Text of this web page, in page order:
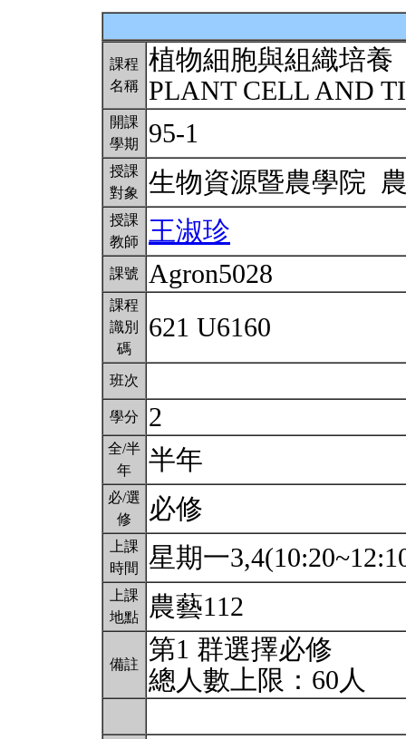
課程
名稱
植物細胞與組織培養
PLANT CELL AND
開課
學期
95-1
授課
對象
生物資源暨農學院
授課
教師
王淑珍
課號 Agron5028
課程
識別
碼
621 U6160
班次
學分 2
全/半
年
半年
必/選
修
必修
上課
時間
星期一
上課
地點
農藝112
備註
第1 群選擇必修
總人數上限：60人